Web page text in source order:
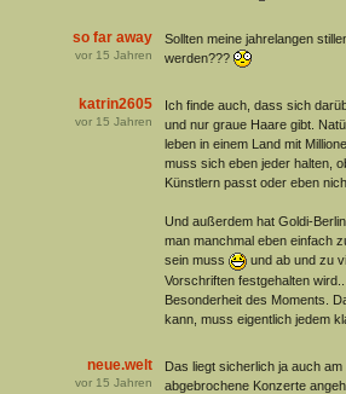
so far away
vor 15 Jahren
Sollten meine jahrelangen
werden???
katrin2605
vor 15 Jahren
Ich finde auch, dass sich
und nur graue Haare gibt.
leben in einem Land mit
muss sich eben jeder halten,
Künstlern passt oder eben
Und außerdem hat Goldi-
man manchmal eben einfach
sein muss
und ab und zu
Vorschriften festgehalten
Besonderheit des Moments.
kann, muss eigentlich jedem
neue.welt
vor 15 Jahren
Das liegt sicherlich ja auch
abgebrochene Konzerte